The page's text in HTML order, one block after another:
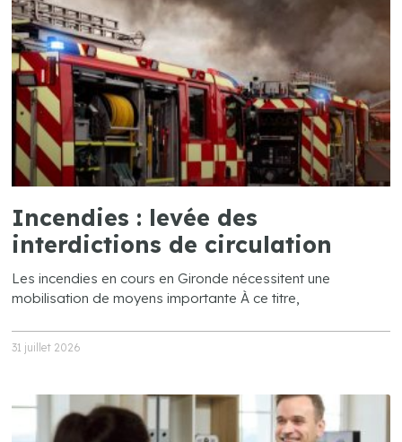
Incendies : levée des
interdictions de circulation
Les incendies en cours en Gironde nécessitent une
mobilisation de moyens importante À ce titre,
31 juillet 2026